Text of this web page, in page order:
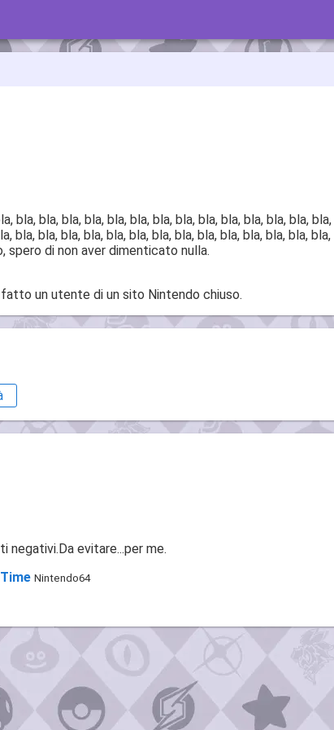
bla, bla, bla, bla, bla, bla, bla, bla, bla, bla, bla, bla, bla,
bla, bla, bla, bla, bla, bla, bla, bla, bla, bla, bla, bla, bla,
di non aver dimenticato nulla.
un utente di un sito Nintendo chiuso.
negativi.Da evitare...per me.
Nintendo64